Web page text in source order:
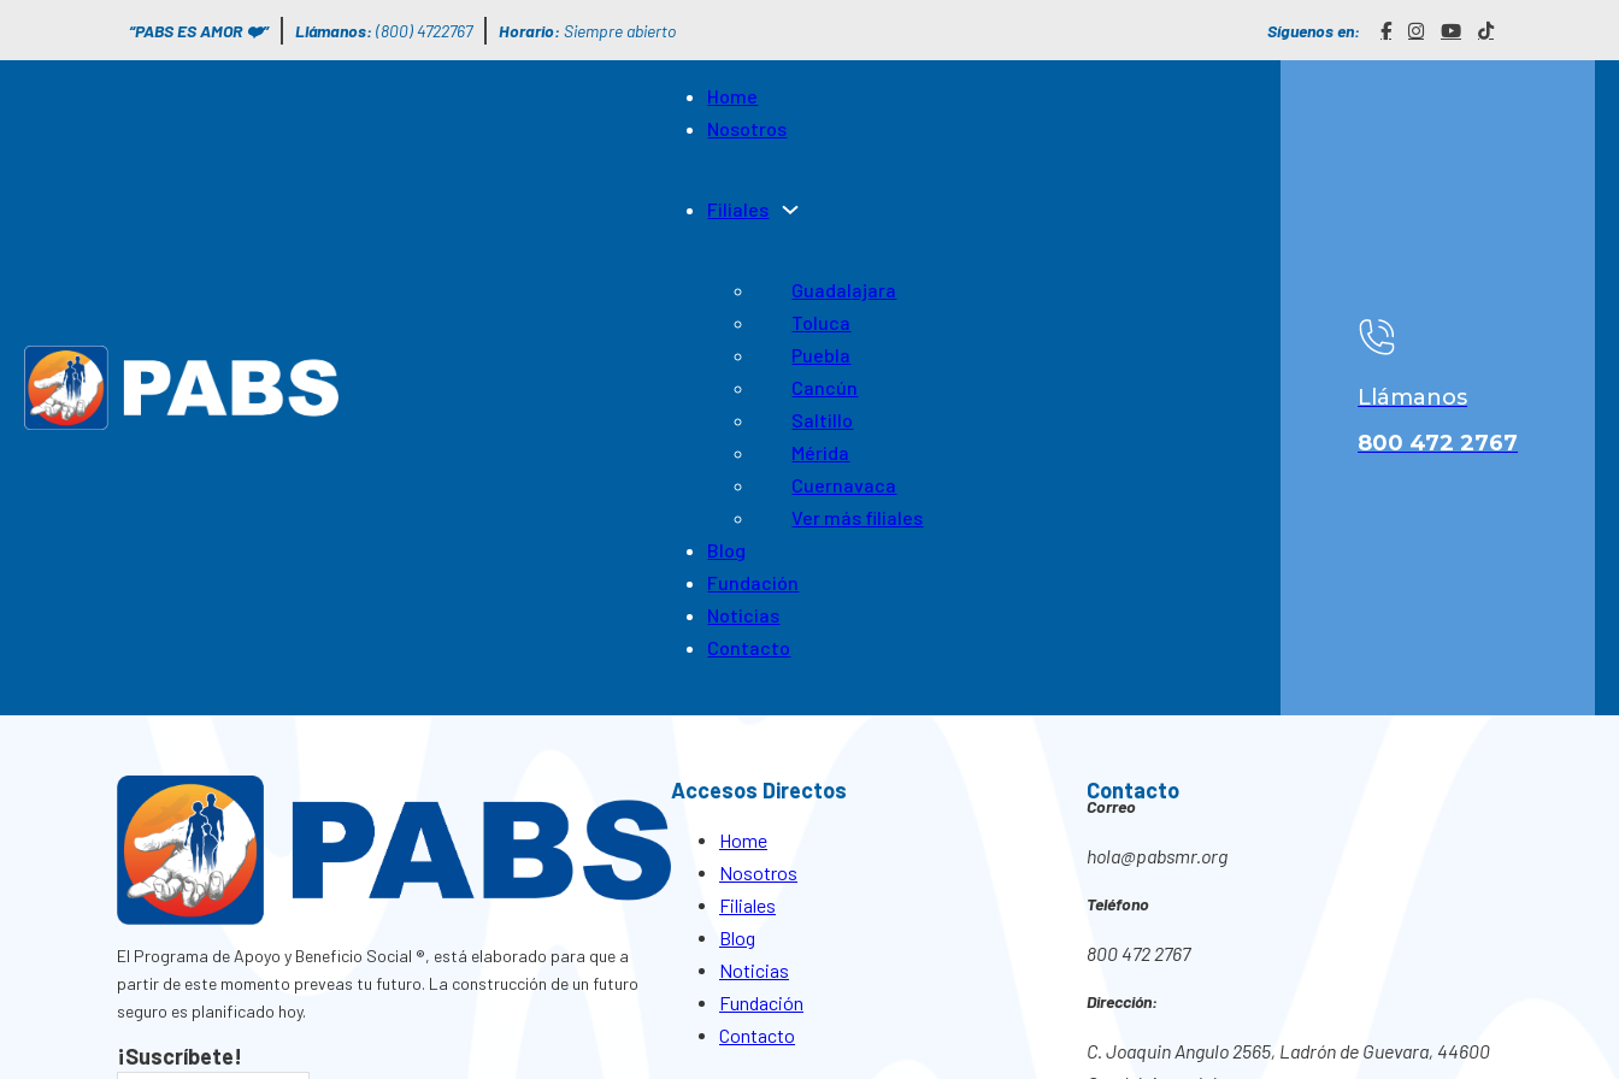
“PABS ES AMOR ❤️” Llámanos: (800) 4722767 Horario: Siempre abierto Síguenos en:
Home
Nosotros
Filiales
Guadalajara
Toluca
Puebla
Cancún
Saltillo
Mérida
Cuernavaca
Ver más filiales
Blog
Fundación
Noticias
Contacto
Llámanos
800 472 2767
El Programa de Apoyo y Beneficio Social ®, está elaborado para que a
partir de este momento preveas tu futuro. La construcción de un futuro
seguro es planificado hoy.
¡Suscríbete!
Accesos Directos
Home
Nosotros
Filiales
Blog
Noticias
Fundación
Contacto
Contacto
Correo
hola@pabsmr.org
Teléfono
800 472 2767
Dirección:
C. Joaquin Angulo 2565, Ladrón de Guevara, 44600